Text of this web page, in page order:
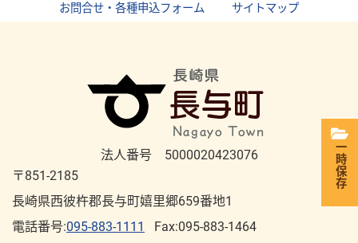
お問合せ・各種申込フォーム
サイトマップ
法人番号 5000020423076
〒851-2185
長崎県西彼杵郡長与町嬉里郷659番地1
電話番号:095-883-1111 Fax:095-883-1464
一時保存